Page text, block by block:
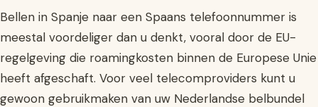
Bellen in Spanje naar een Spaans telefoonnummer is
meestal voordeliger dan u denkt, vooral door de EU-
regelgeving die roamingkosten binnen de Europese Unie
heeft afgeschaft. Voor veel telecomproviders kunt u
gewoon gebruikmaken van uw Nederlandse belbundel